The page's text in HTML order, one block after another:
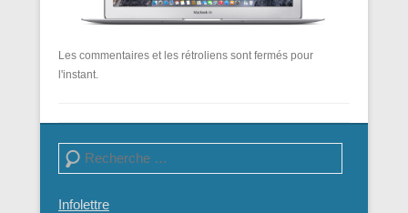
Les commentaires et les rétroliens sont fermés pour
l'instant.
Recherche
Infolettre